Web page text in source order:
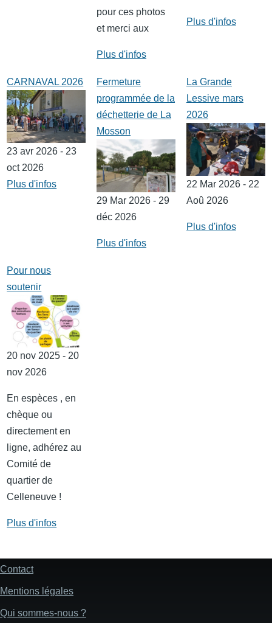
pour ces photos
et merci aux
Plus d'infos
Plus d'infos
CARNAVAL 2026
23 avr 2026 - 23
oct 2026
Plus d'infos
Fermeture
programmée de la
déchetterie de La
Mosson
29 Mar 2026 - 29
déc 2026
Plus d'infos
La Grande
Lessive mars
2026
22 Mar 2026 - 22
Aoû 2026
Plus d'infos
Pour nous
soutenir
20 nov 2025 - 20
nov 2026
En espèces , en
chèque ou
directement en
ligne, adhérez au
Comité de
quartier de
Celleneuve !
Plus d'infos
Pied
page
Contact
Mentions légales
Qui sommes-nous ?